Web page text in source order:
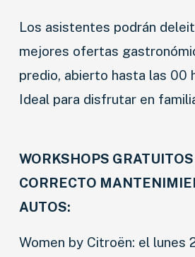
Los asistentes podrán
mejores ofertas
predio, abierto hasta las 00
Ideal para disfrutar en
WORKSHOPS
CORRECTO
AUTOS:
Women by Citroën: el lunes